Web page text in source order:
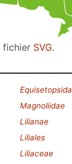
fichier SVG.
Equisetopsida
Magnoliidae
Lilianae
Liliales
Liliaceae